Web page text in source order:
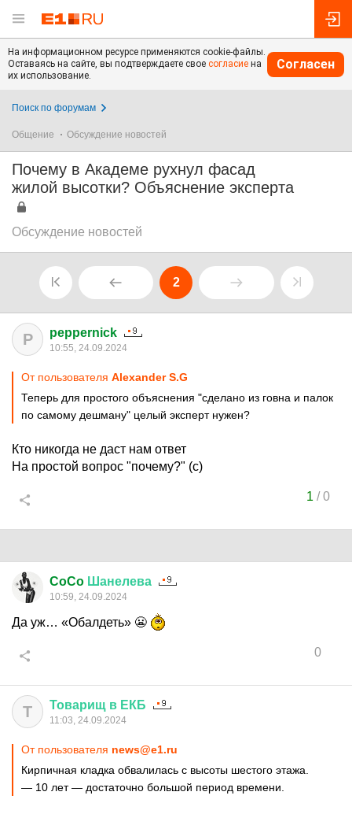
На информационном ресурсе применяются cookie-файлы.
Оставаясь на сайте, вы подтверждаете свое согласие на
их использование.
Согласен
Поиск по форумам
Общение Обсуждение новостей
Почему в Академе рухнул фасад
жилой высотки? Объяснение эксперта
Обсуждение новостей
2
P peppernick
10:55, 24.09.2024
От пользователя Alexander S.G
Теперь для простого объяснения "сделано из говна и палок
по самому дешману" целый эксперт нужен?
Кто никогда не даст нам ответ
На простой вопрос "почему?" (с)
1 /0
CoCo Шанелева
10:59, 24.09.2024
Да уж… «Обалдеть» 😬
0
Т Товарищ в ЕКБ
11:03, 24.09.2024
От пользователя news@e1.ru
Кирпичная кладка обвалилась с высоты шестого этажа.
— 10 лет — достаточно большой период времени.